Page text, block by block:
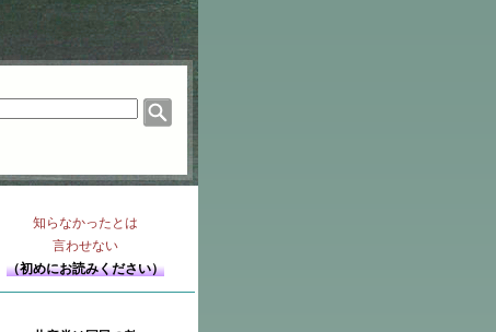
知らなかったとは
言わせない
（初めにお読みください）